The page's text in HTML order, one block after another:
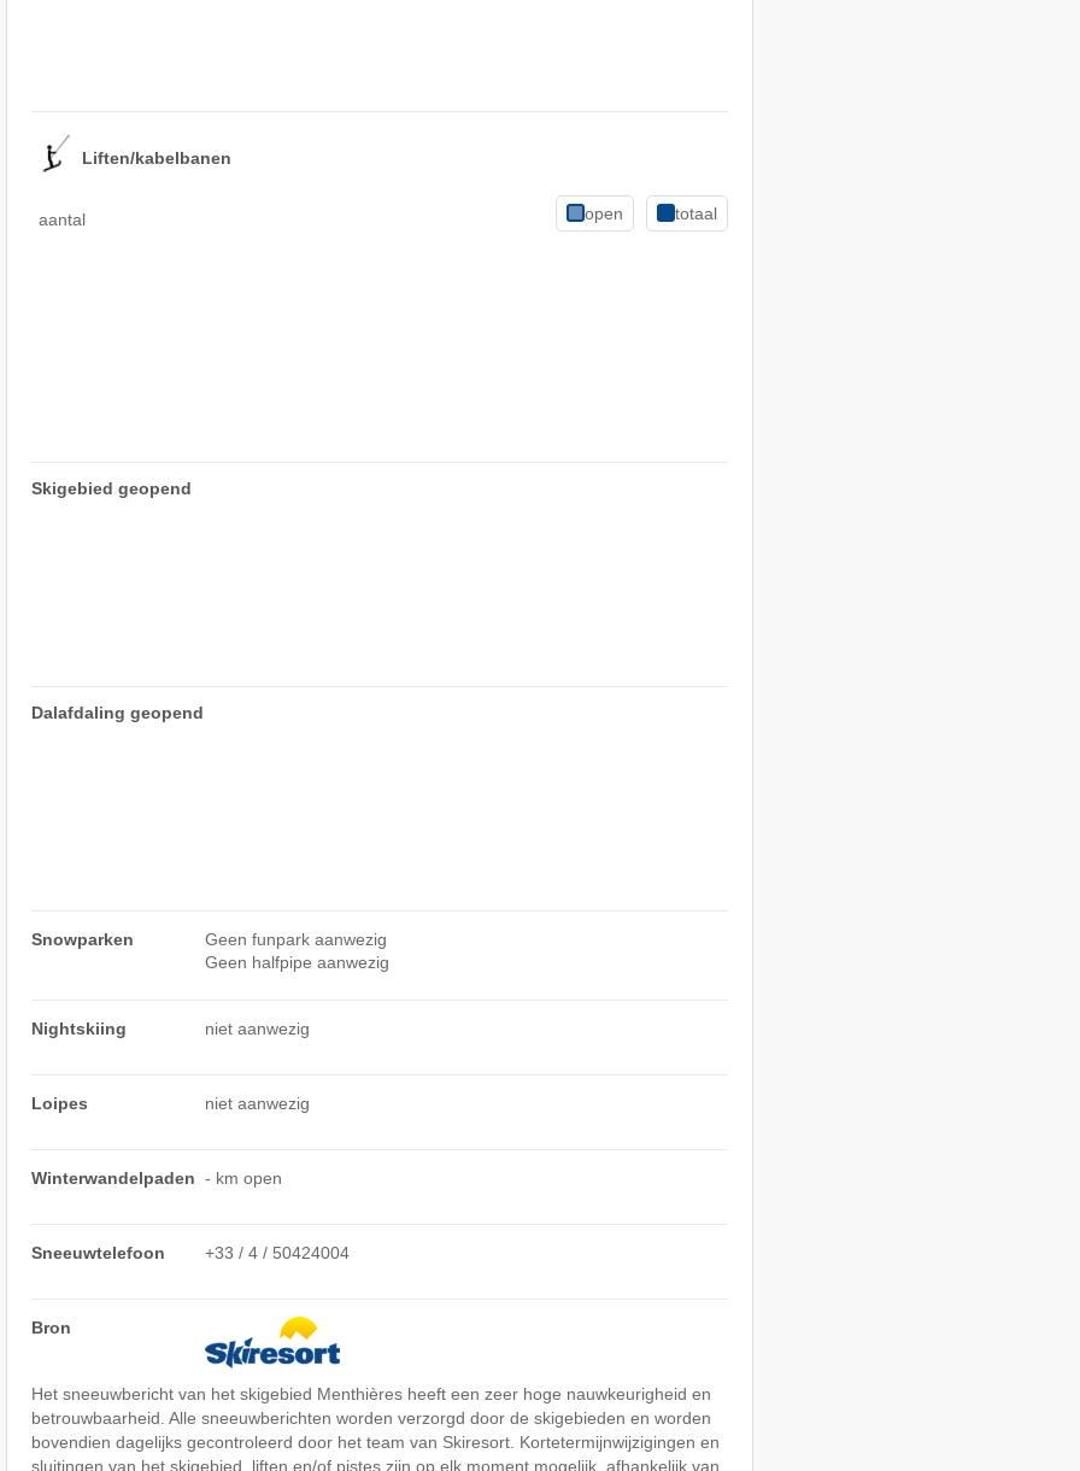
Liften/kabelbanen
aantal open totaal
Skigebied geopend
Dalafdaling geopend
Snowparken
Geen funpark aanwezig
Geen halfpipe aanwezig
Nightskiing niet aanwezig
Loipes niet aanwezig
Winterwandelpaden - km open
Sneeuwtelefoon +33 / 4 / 50424004
Bron
Het sneeuwbericht van het skigebied Menthières heeft een zeer hoge nauwkeurigheid en
betrouwbaarheid. Alle sneeuwberichten worden verzorgd door de skigebieden en worden
bovendien dagelijks gecontroleerd door het team van Skiresort. Kortetermijnwijzigingen en
sluitingen van het skigebied, liften en/of pistes zijn op elk moment mogelijk, afhankelijk van